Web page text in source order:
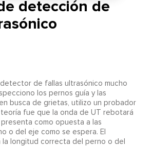
detección de
detector de fallas ultrasónico mucho
los pernos guía y las
busca de grietas, utilizo un probador
teoría fue que la onda de UT rebotará
como opuesta a las
o del eje como se espera. El
longitud correcta del perno o del